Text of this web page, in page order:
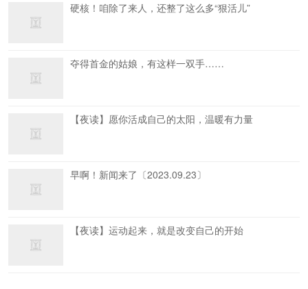
硬核！咱除了来人，还整了这么多“狠活儿”
夺得首金的姑娘，有这样一双手……
【夜读】愿你活成自己的太阳，温暖有力量
早啊！新闻来了〔2023.09.23〕
【夜读】运动起来，就是改变自己的开始